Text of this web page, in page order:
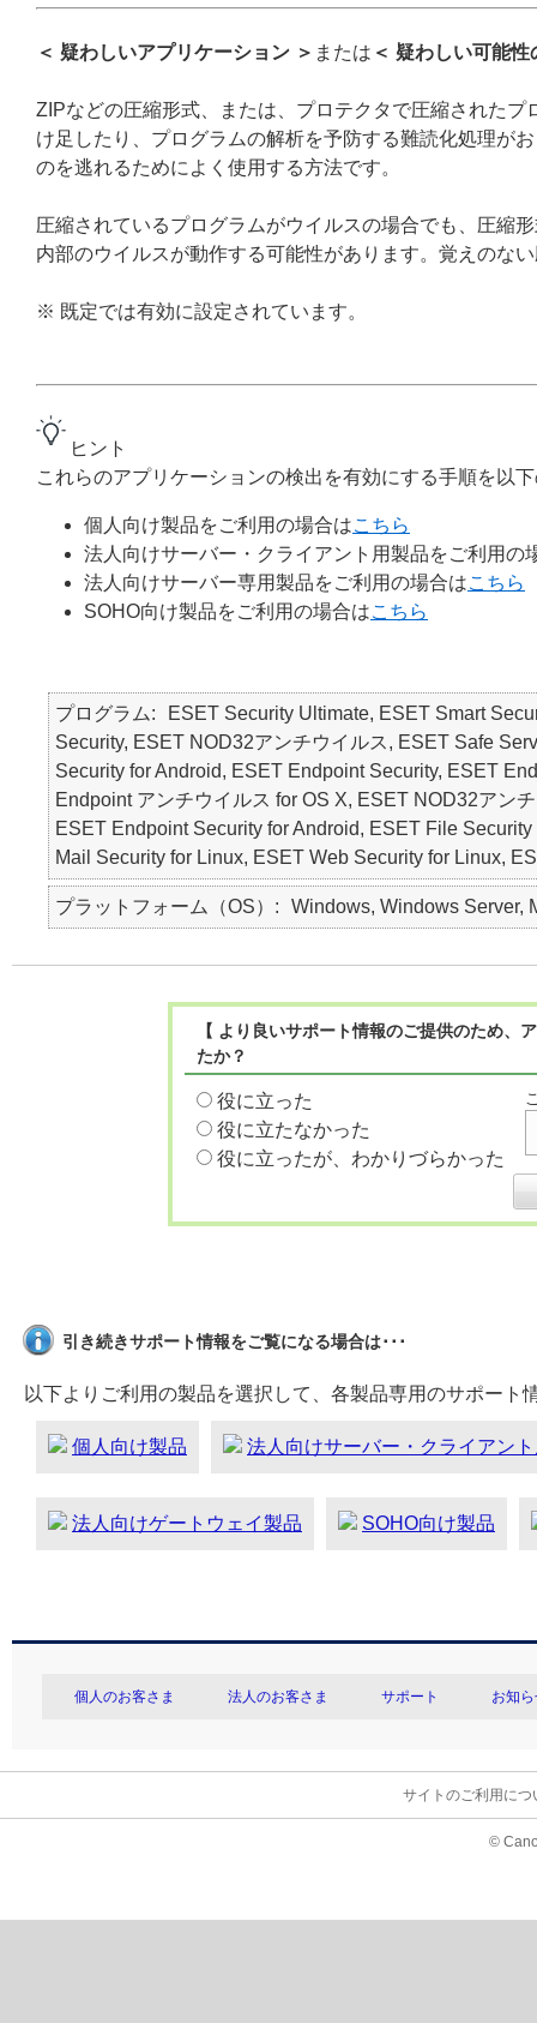
＜ 疑わしいアプリケーション ＞ または ＜ 疑わしい可能
ZIPなどの圧縮形式、または、プロテクタで圧縮された
け足したり、プログラムの解析を予防する難読化処理が
のを逃れるためによく使用する方法です。
圧縮されているプログラムがウイルスの場合でも、圧縮
内部のウイルスが動作する可能性があります。覚えのな
※ 既定では有効に設定されています。
ヒント
これらのアプリケーションの検出を有効にする手順を以
個人向け製品をご利用の場合はこちら
法人向けサーバー・クライアント用製品をご利用の
法人向けサーバー専用製品をご利用の場合はこちら
SOHO向け製品をご利用の場合はこちら
プログラム
ESET Security Ultimate, ESET Smart
Security, ESET NOD32アンチウイルス, ESET Safe
Security for Android, ESET Endpoint Security, ESET
Endpoint アンチウイルス for OS X, ESET NOD32アン
ESET Endpoint Security for Android, ESET File
Mail Security for Linux, ESET Web Security for Linux,
プラットフォーム（OS） Windows, Windows Server,
【 より良いサポート情報のご提供のため
たか？
役に立った
役に立たなかった
役に立ったが、わかりづらかった
引き続きサポート情報をご覧になる場合は･･･
以下よりご利用の製品を選択して、各製品専用のサポート
個人向け製品 法人向けサーバー・クライアン
法人向けゲートウェイ製品 SOHO向け製品
個人のお客さま 法人のお客さま サポート お知
サイトのご利用につ
©